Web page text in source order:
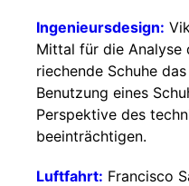
Ingenieursdesign:
Mittal für die Analyse
riechende Schuhe
Benutzung eines
Perspektive des
beeinträchtigen.
Luftfahrt: Francisco